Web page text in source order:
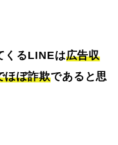
くるLINEは広告収
ほぼ詐欺であると思